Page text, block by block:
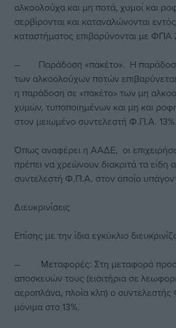
αλκοολούχα και μη ποτά, χυμοί και
σερβίρονται και καταναλώνονται
καταστήματος επιβαρύνονται με ΦΠΑ
– Παράδοση «πακέτο». Η παράδοση
των αλκοολούχων ποτών
η παράδοση σε «πακέτο» των μη
χυμών, τυποποιημένων και μη και
στον μειωμένο συντελεστή Φ.Π.Α. 13%.
Όπως αναφέρει η ΑΑΔΕ, οι
πρέπει να χρεώνουν διακριτά τα είδη
συντελεστή Φ.Π.Α. στον οποίο
Διευκρινίσεις
Επίσης με την ίδια εγκύκλιο
– Μεταφορές: Στη μεταφορά
αποσκευών τους (εισιτήρια σε
αεροπλάνα, πλοία κλπ) ο
μόνιμα στο 13%.